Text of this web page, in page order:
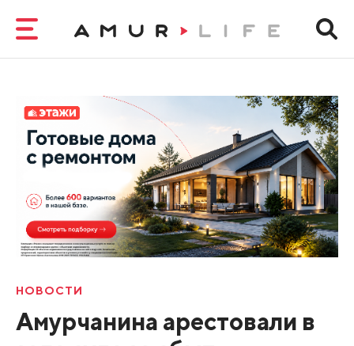
НОВОСТИ
Амурчанина арестовали в